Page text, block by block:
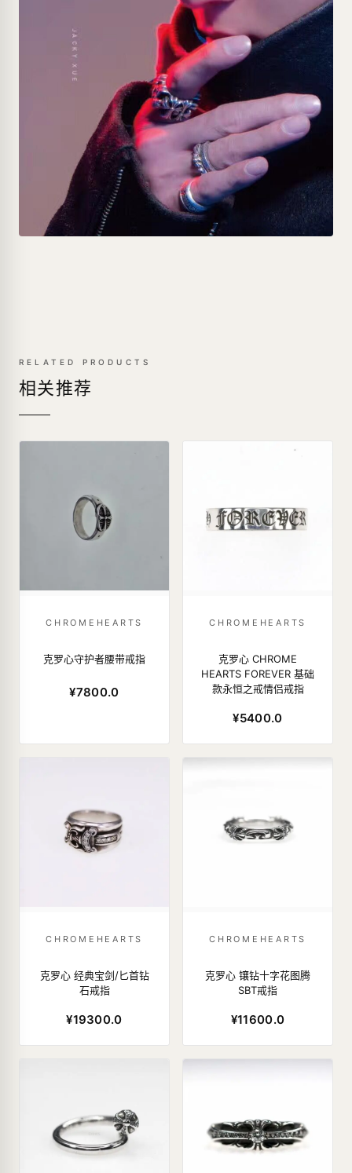
RELATED PRODUCTS
相关推荐
CHROMEHEARTS
克罗心守护者腰带戒指
¥7800.0
CHROMEHEARTS
克罗心 CHROME
HEARTS FOREVER 基础
款永恒之戒情侣戒指
¥5400.0
CHROMEHEARTS
克罗心 经典宝剑/匕首钻
石戒指
¥19300.0
CHROMEHEARTS
克罗心 镶钻十字花图腾
SBT戒指
¥11600.0